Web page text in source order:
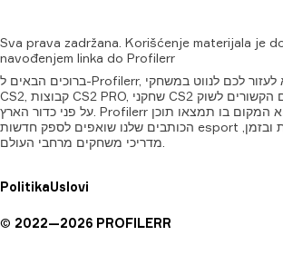
Sva prava zadržana. Korišćenje materijala je
navođenjem linka do Profilerr
ברוכים הבאים ל-Profilerr, המטרה שלנו היא לעזור לכם לנווט במשחקי
CS2, קבוצות CS2 PRO, שחקני CS2 ודברים אחרים הקשורים לשוק CS2
על פני כדור הארץ. Profilerr הוא המקום בו תמצאו תוכן esports איכותי.
הכותבים שלנו שואפים לספק חדשות esport מדויקות, מהימנות ובזמן,
PolitikaUslovi
© 2022—2026 PROFILERR